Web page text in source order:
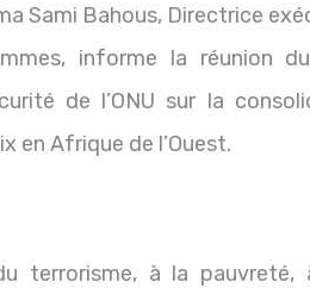
Sami Bahous, Directrice
informe la réunion
de l’ONU sur la
en Afrique de l’Ouest.
terrorisme, à la